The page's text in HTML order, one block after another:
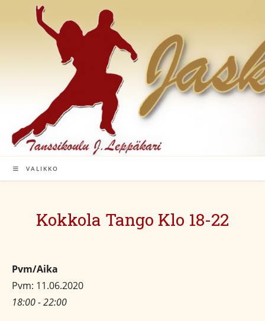
VALIKKO
Kokkola Tango Klo 18-22
Pvm/Aika
Pvm: 11.06.2020
18:00 - 22:00